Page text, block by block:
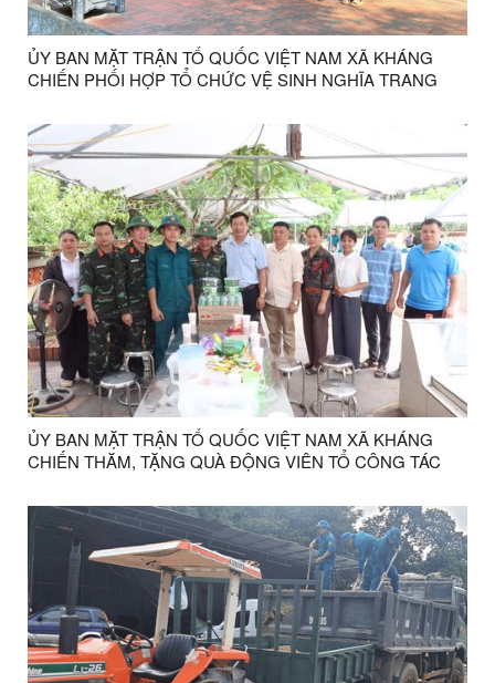
ỦY BAN MẶT TRẬN TỔ QUỐC VIỆT NAM XÃ KHÁNG
CHIẾN PHỐI HỢP TỔ CHỨC VỆ SINH NGHĨA TRANG
MẪU XÁC ĐỊNH DANH TÍNH HÀI CỐT LIỆT SĨ
ỦY BAN MẶT TRẬN TỔ QUỐC VIỆT NAM XÃ KHÁNG
CHIẾN THĂM, TẶNG QUÀ ĐỘNG VIÊN TỔ CÔNG TÁC
HÀI CỐT LIỆT SĨ